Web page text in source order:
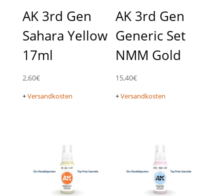
AK 3rd Gen
Sahara Yellow
17ml
2,60€
+Versandkosten
AK 3rd Gen
Generic Set
NMM Gold
15,40€
+Versandkosten